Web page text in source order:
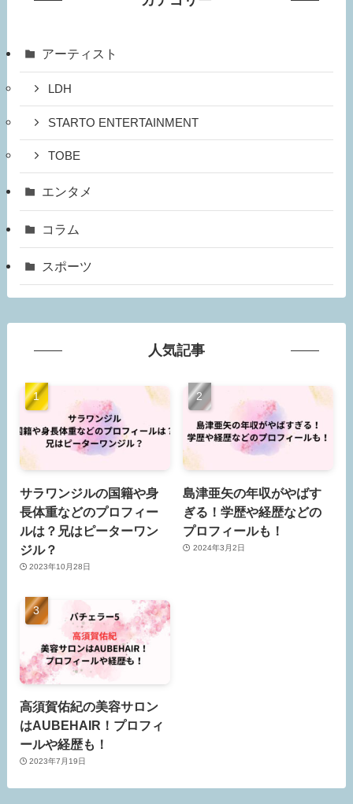
アーティスト
LDH
STARTO ENTERTAINMENT
TOBE
エンタメ
コラム
スポーツ
人気記事
サラワンジルの国籍や身
長体重などのプロフィー
ルは？兄はピーターワン
ジル？
2023年10月28日
島津亜矢の年収がやばす
ぎる！学歴や経歴などの
プロフィールも！
2024年3月2日
高須賀佑紀の美容サロン
はAUBEHAIR！プロフィ
ールや経歴も！
2023年7月19日